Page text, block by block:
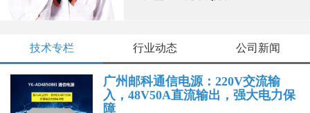
技术专栏 行业动态 公司新闻
广州邮科通信电源：220V交流输
入，48V50A直流输出，强大电力保
障